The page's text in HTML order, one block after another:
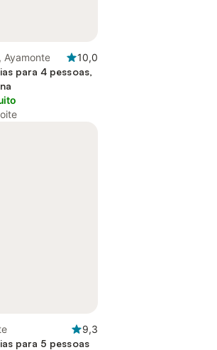
Ayamonte
10,0
para 4 pessoas,
9,3
para 5 pessoas